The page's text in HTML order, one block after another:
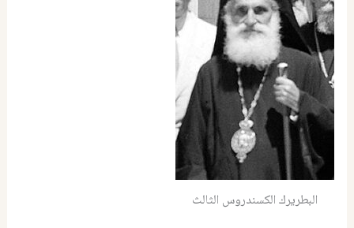
البطريرك الكسندروس الثالث